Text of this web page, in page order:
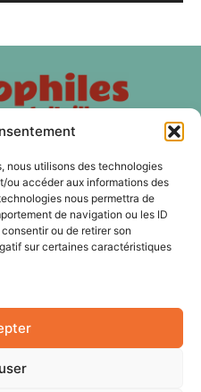
nous utilisons des technologies
ou accéder aux informations des
nous permettra de
de navigation ou les ID
ou de retirer son
sur certaines caractéristiques
est une association
de jeux de rôles, de
et nos membres sont
NOUS